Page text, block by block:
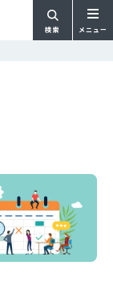
検索 メニュー